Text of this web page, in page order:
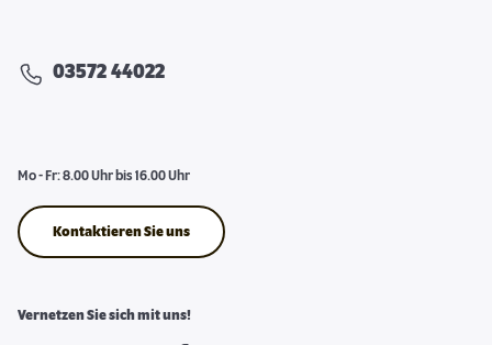
03572 44022
Mo - Fr: 8.00 Uhr bis 16.00 Uhr
Kontaktieren Sie uns
Vernetzen Sie sich mit uns!